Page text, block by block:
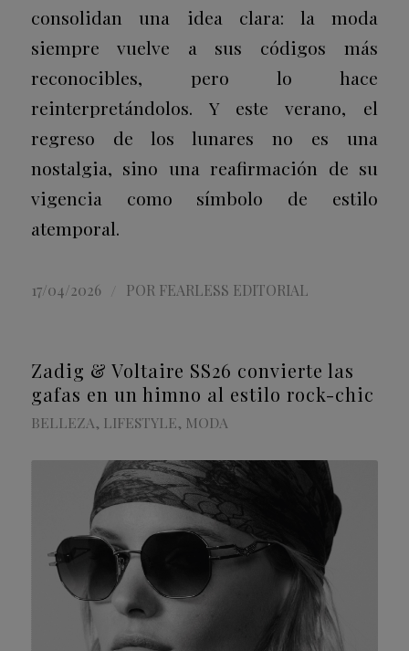
consolidan una idea clara: la moda
siempre vuelve a sus códigos más
reconocibles, pero lo hace
reinterpretándolos. Y este verano, el
regreso de los lunares no es una
nostalgia, sino una reafirmación de su
vigencia como símbolo de estilo
atemporal.
17/04/2026 POR FEARLESS EDITORIAL
Zadig & Voltaire SS26 convierte las
gafas en un himno al estilo rock-chic
BELLEZA, LIFESTYLE, MODA